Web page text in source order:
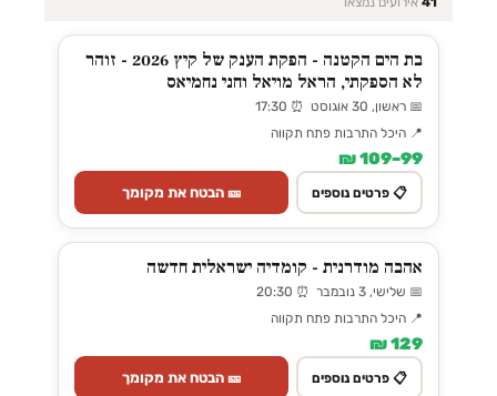
בת הים הקטנה - הפקת הענק של קיץ 2026 - זוהר
לא הספקתי, הראל מויאל וחני נחמיאס
📅 ראשון, 30 אוגוסט ⏰ 17:30
📍 היכל התרבות פתח תקווה
99–109 ₪
📋 פרטים נוספים 🎫 הבטח את מקומך
אהבה מודרנית - קומדיה ישראלית חדשה
📅 שלישי, 3 נובמבר ⏰ 20:30
📍 היכל התרבות פתח תקווה
129 ₪
📋 פרטים נוספים 🎫 הבטח את מקומך